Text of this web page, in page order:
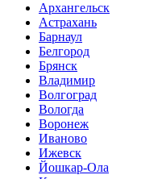
Архангельск
Астрахань
Барнаул
Белгород
Брянск
Владимир
Волгоград
Вологда
Воронеж
Иваново
Ижевск
Йошкар-Ола